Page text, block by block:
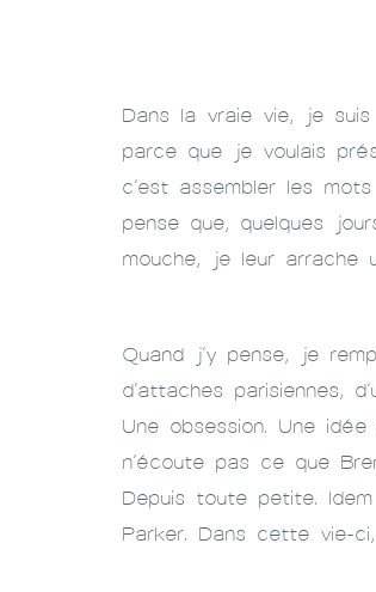
Dans la vraie vie, je
parce que je voulais
c’est assembler les
pense que, quelques
mouche, je leur arrache
Quand j’y pense, je
d’attaches parisiennes,
Une obsession. Une
n’écoute pas ce que
Depuis toute petite.
Parker. Dans cette vie-